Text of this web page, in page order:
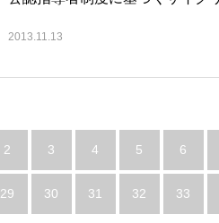
2013.11.13
2 3 4 5 6
29 30 31 32 33